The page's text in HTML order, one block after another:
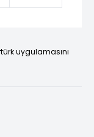
uygulamasını